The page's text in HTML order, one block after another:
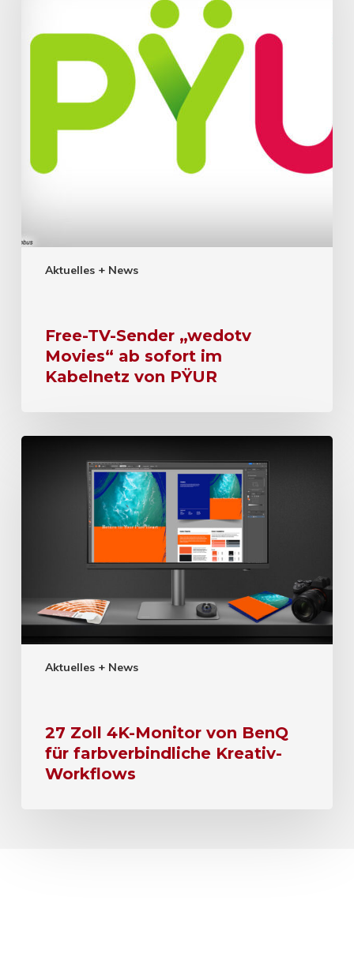
Aktuelles + News
Free-TV-Sender „wedotv
Movies“ ab sofort im
Kabelnetz von PŸUR
Aktuelles + News
27 Zoll 4K-Monitor von BenQ
für farbverbindliche Kreativ-
Workflows